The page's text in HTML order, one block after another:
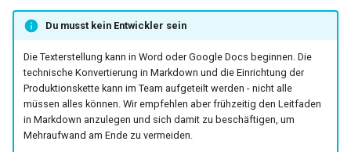
Du musst kein Entwickler sein
Die Texterstellung kann in Word oder Google Docs beginnen. Die
technische Konvertierung in Markdown und die Einrichtung der
Produktionskette kann im Team aufgeteilt werden - nicht alle
müssen alles können. Wir empfehlen aber frühzeitig den Leitfaden
in Markdown anzulegen und sich damit zu beschäftigen, um
Mehraufwand am Ende zu vermeiden.